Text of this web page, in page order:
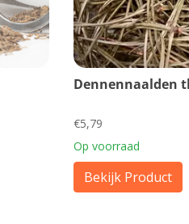
Dennennaalden
€5,79
Op voorraad
Bekijk Product